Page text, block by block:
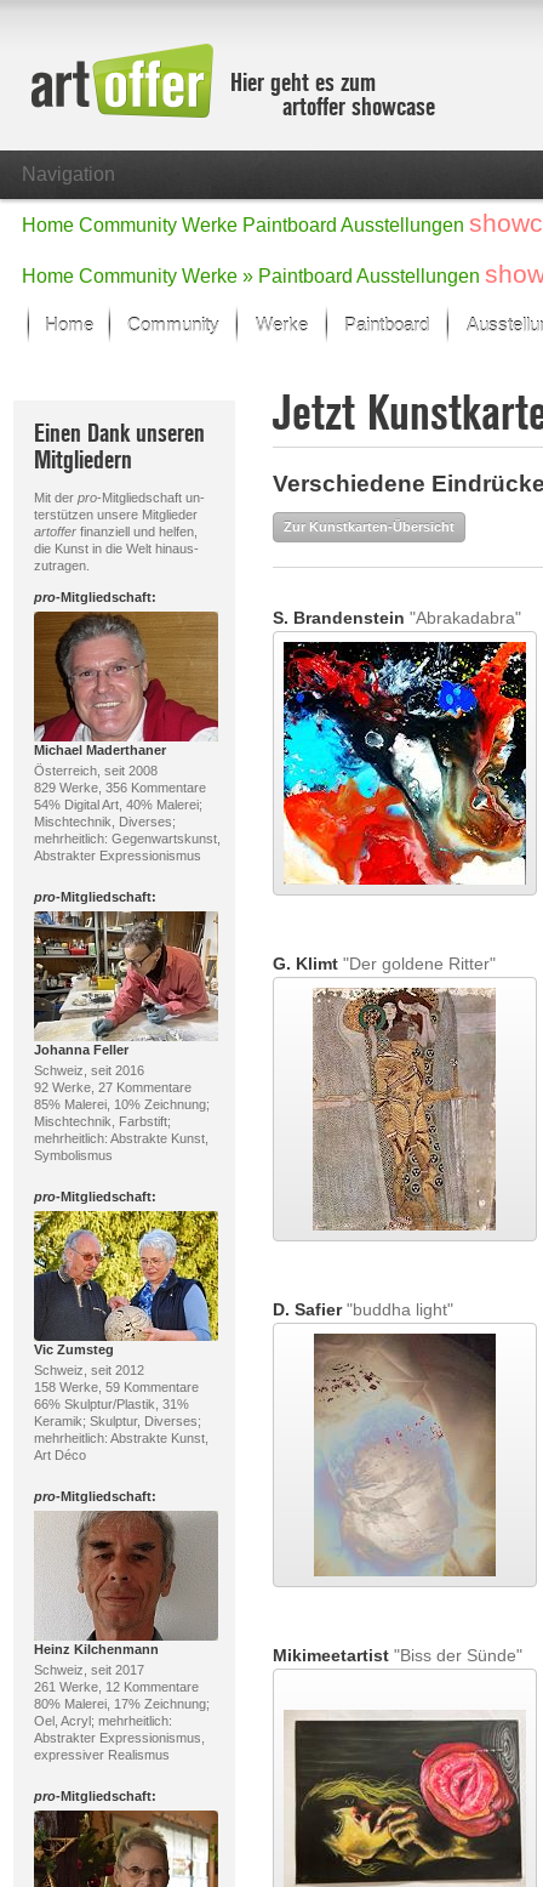
Hier geht es zum
artoffer showcase
Navigation
Home Community Werke Paintboard Ausstellungen
Home Community Werke » Paintboard Ausstellungen
Home Community Werke
Der letzte Monat im Fokus
Alle Fokus-Werke
Fokus-Werke
Neue Werke – Auswahl
Alle neuen Werke
Paintboard
Einen Dank unseren
Mitgliedern
Mit der pro-Mitgliedschaft un-
terstützen unsere Mitglieder
artofferfinanziell und helfen,
die Kunst in die Welt hinaus-
zutragen.
pro-Mitgliedschaft:
Michael Maderthaner
Österreich, seit 2008
829 Werke, 356 Kommentare
54% Digital Art, 40% Malerei;
Mischtechnik, Diverses;
mehrheitlich: Gegenwartskunst,
Abstrakter Expressionismus
pro-Mitgliedschaft:
Johanna Feller
Schweiz, seit 2016
92 Werke, 27 Kommentare
85% Malerei, 10% Zeichnung;
Mischtechnik, Farbstift;
mehrheitlich: Abstrakte Kunst,
Symbolismus
pro-Mitgliedschaft:
Vic Zumsteg
Schweiz, seit 2012
158 Werke, 59 Kommentare
66% Skulptur/Plastik, 31%
Keramik; Skulptur, Diverses;
mehrheitlich: Abstrakte Kunst,
Art Déco
pro-Mitgliedschaft:
Heinz Kilchenmann
Schweiz, seit 2017
261 Werke, 12 Kommentare
80% Malerei, 17% Zeichnung;
Oel, Acryl; mehrheitlich:
Abstrakter Expressionismus,
expressiver Realismus
pro-Mitgliedschaft:
Jetzt
Verschiedene
Zur Kunstkarten-Übersicht
S. Brandenstein "Abrakadabra"
G. Klimt"Der goldene Ritter"
D. Safier"buddha light"
Mikimeetartist"Biss der Sünde"